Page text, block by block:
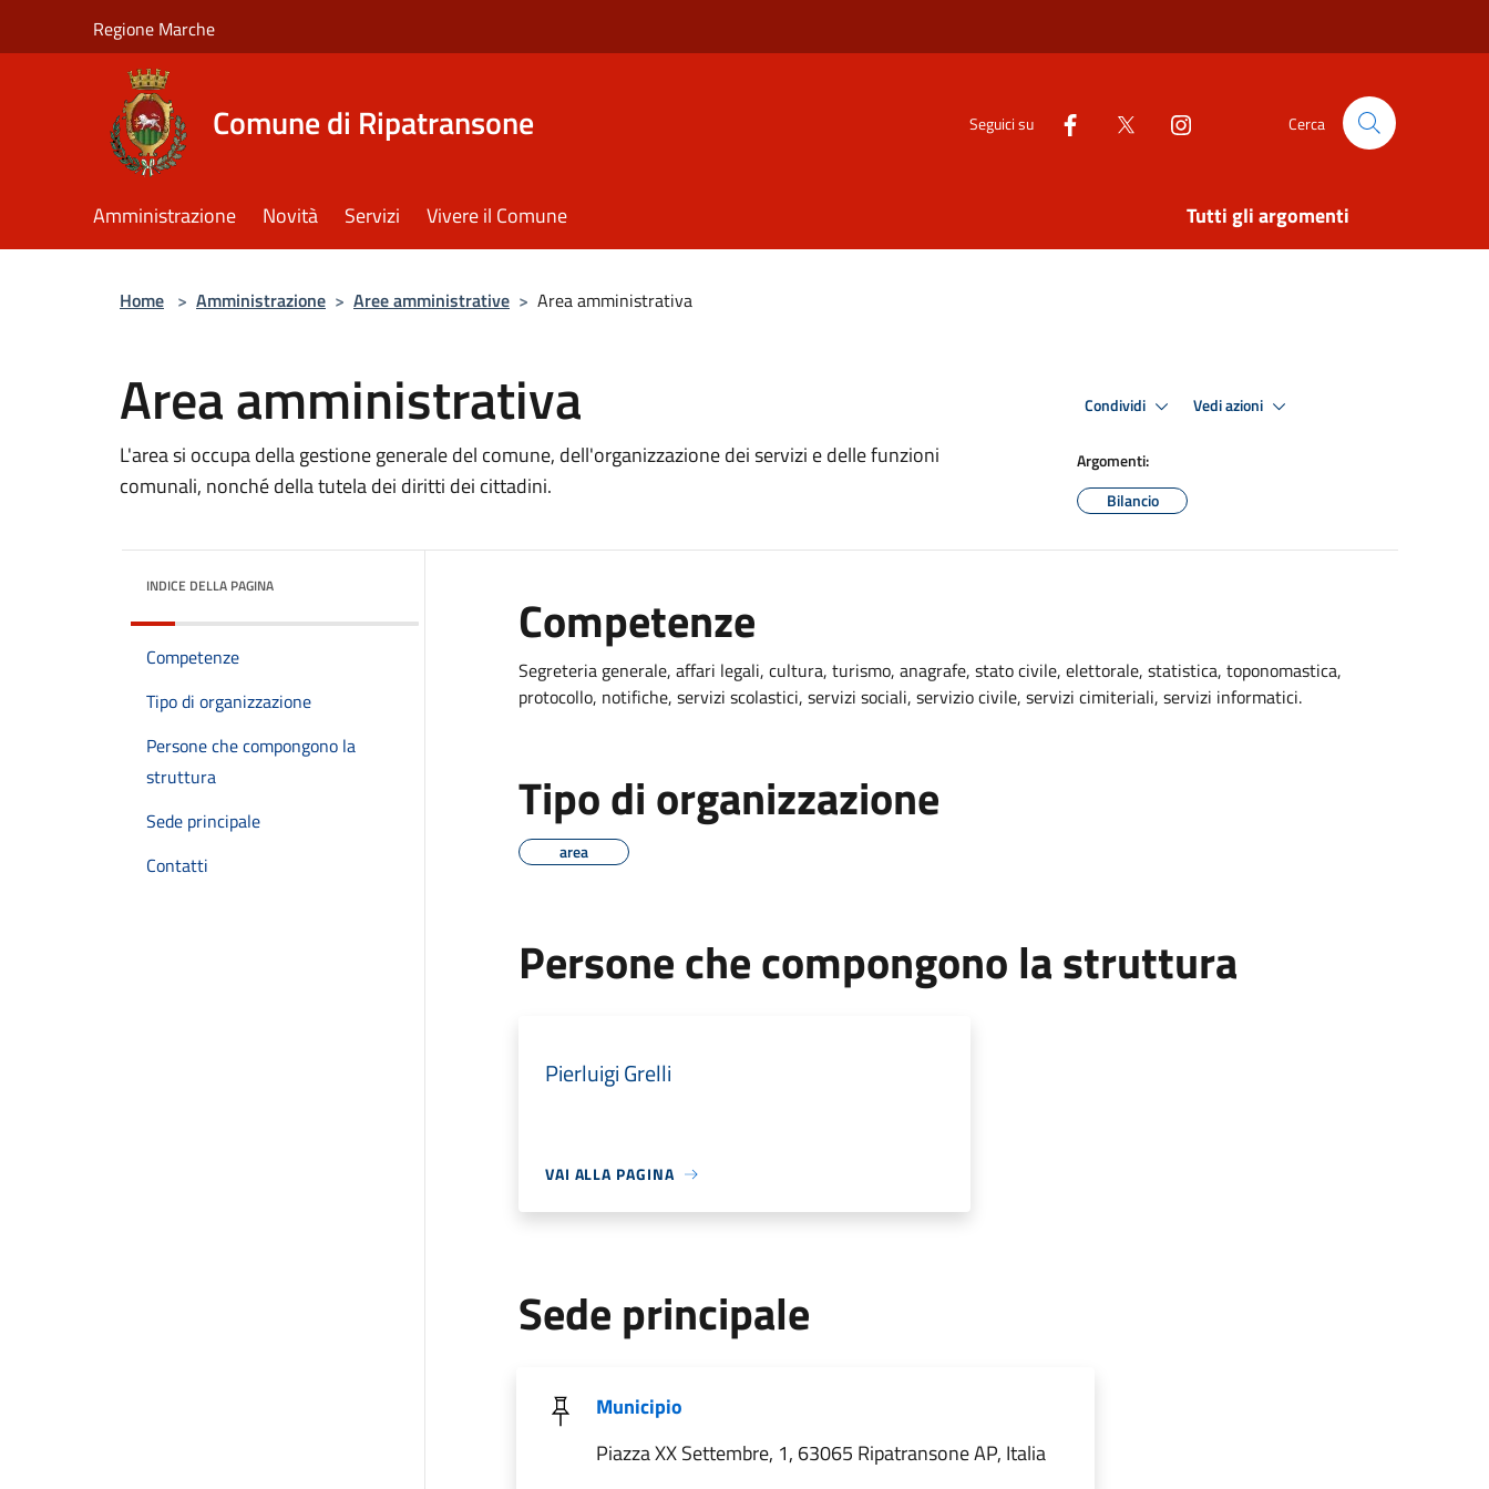
Regione Marche
Comune di Ripatransone Seguici su Cerca
Amministrazione Novità Servizi Vivere il Comune Tutti gli argomenti
Home > Amministrazione > Aree amministrative > Area amministrativa
Area amministrativa
L'area si occupa della gestione generale del comune, dell'organizzazione dei servizi e delle funzioni
comunali, nonché della tutela dei diritti dei cittadini.
Condividi Vedi azioni
Argomenti:
Bilancio
INDICE DELLA PAGINA
Competenze
Tipo di organizzazione
Persone che compongono la
struttura
Sede principale
Contatti
Competenze
Segreteria generale, affari legali, cultura, turismo, anagrafe, stato civile, elettorale, statistica, toponomastica,
protocollo, notifiche, servizi scolastici, servizi sociali, servizio civile, servizi cimiteriali, servizi informatici.
Tipo di organizzazione
area
Persone che compongono la struttura
Pierluigi Grelli
VAI ALLA PAGINA
Sede principale
Municipio
Piazza XX Settembre, 1, 63065 Ripatransone AP, Italia